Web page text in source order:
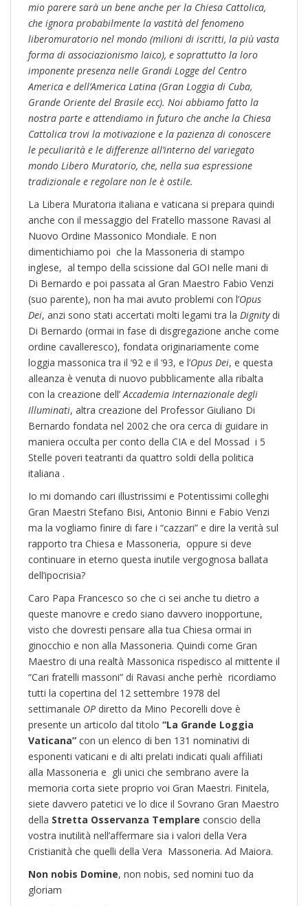
mio parere sarà un bene anche per la Chiesa Cattolica,
che ignora probabilmente la vastità del fenomeno
liberomuratorio nel mondo (milioni di iscritti, la più vasta
forma di associazionismo laico), e soprattutto la loro
imponente presenza nelle Grandi Logge del Centro
America e dell’America Latina (Gran Loggia di Cuba,
Grande Oriente del Brasile ecc). Noi abbiamo fatto la
nostra parte e attendiamo in futuro che anche la Chiesa
Cattolica trovi la motivazione e la pazienza di conoscere
le peculiarità e le differenze all’interno del variegato
mondo Libero Muratorio, che, nella sua espressione
tradizionale e regolare non le è ostile.
La Libera Muratoria italiana e vaticana si prepara quindi
anche con il messaggio del Fratello massone Ravasi al
Nuovo Ordine Massonico Mondiale. E non
dimentichiamo poi che la Massoneria di stampo
inglese, al tempo della scissione dal GOI nelle mani di
Di Bernardo e poi passata al Gran Maestro Fabio Venzi
(suo parente), non ha mai avuto problemi con l’Opus
Dei, anzi sono stati accertati molti legami tra la Dignitydi
Di Bernardo (ormai in fase di disgregazione anche come
ordine cavalleresco), fondata originariamente come
loggia massonica tra il ‘92 e il ‘93, e l’Opus Dei, e questa
alleanza è venuta di nuovo pubblicamente alla ribalta
con la creazione dell’ Accademia Internazionale degli
Illuminati, altra creazione del Professor Giuliano Di
Bernardo fondata nel 2002 che ora cerca di guidare in
maniera occulta per conto della CIA e del Mossad i 5
Stelle poveri teatranti da quattro soldi della politica
italiana .
Io mi domando cari illustrissimi e Potentissimi colleghi
Gran Maestri Stefano Bisi, Antonio Binni e Fabio Venzi
ma la vogliamo finire di fare i “cazzari” e dire la verità sul
rapporto tra Chiesa e Massoneria, oppure si deve
continuare in eterno questa inutile vergognosa ballata
dell’ipocrisia?
Caro Papa Francesco so che ci sei anche tu dietro a
queste manovre e credo siano davvero inopportune,
visto che dovresti pensare alla tua Chiesa ormai in
ginocchio e non alla Massoneria. Quindi come Gran
Maestro di una realtà Massonica rispedisco al mittente il
“Cari fratelli massoni” di Ravasi anche perhè ricordiamo
tutti la copertina del 12 settembre 1978 del
settimanale OP diretto da Mino Pecorelli dove è
presente un articolo dal titolo “La Grande Loggia
Vaticana” con un elenco di ben 131 nominativi di
esponenti vaticani e di alti prelati indicati quali affiliati
alla Massoneria e gli unici che sembrano avere la
memoria corta siete proprio voi Gran Maestri. Finitela,
siete davvero patetici ve lo dice il Sovrano Gran Maestro
della Stretta Osservanza Templare conscio della
vostra inutilità nell’affermare sia i valori della Vera
Cristianità che quelli della Vera Massoneria. Ad Maiora.
Non nobis Domine, non nobis, sed nomini tuo da
gloriam